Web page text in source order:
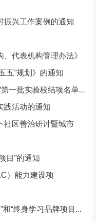
振兴工作案例的通知
代表机构管理办法》
五”规划》的通知
一批实验校结项名单...
践活动的通知
社区善治研讨暨城市
目”的通知
）能力建设项
“终身学习品牌项目...